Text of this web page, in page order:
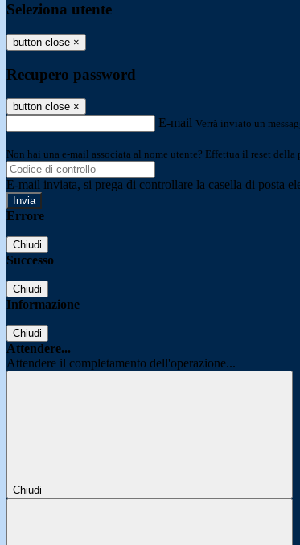
Seleziona utente
button close ×
Recupero password
button close ×
E-mail Verrà inviato un
Non hai una e-mail associata al nome utente? Effettua il reset della
E-mail inviata, si prega di controllare la casella di posta
Errore
Chiudi
Successo
Chiudi
Informazione
Chiudi
Attendere...
Attendere il completamento dell'operazione...
Chiudi